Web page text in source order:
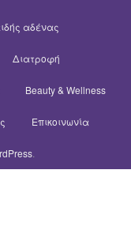
αδένας
Διατροφή
Beauty & Wellness
Επικοινωνία
.